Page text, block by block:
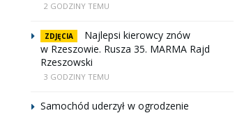
2 GODZINY TEMU
ZDJĘCIA
Najlepsi kierowcy znów
w Rzeszowie. Rusza 35. MARMA Rajd
Rzeszowski
3 GODZINY TEMU
Samochód uderzył w ogrodzenie